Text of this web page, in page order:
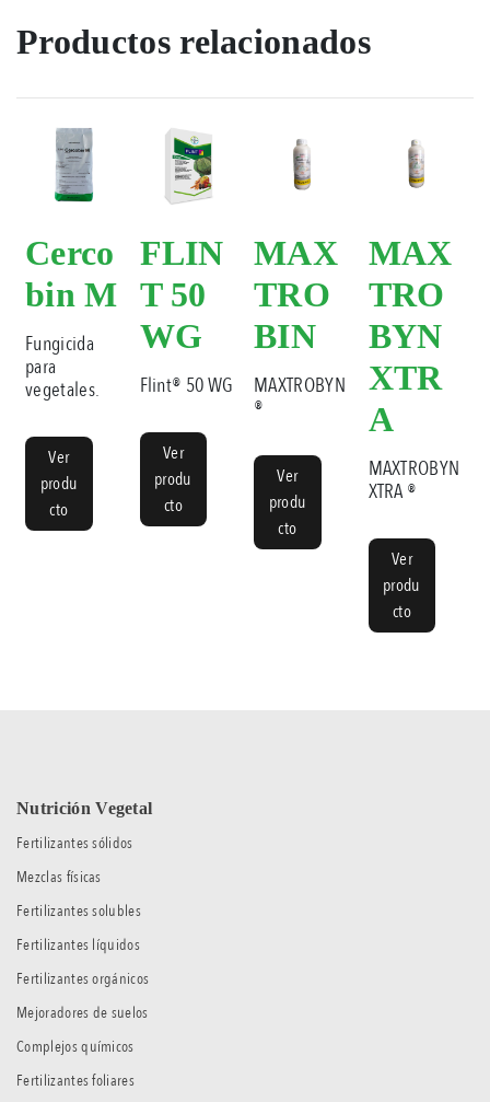
Productos relacionados
Cerco
bin M
Fungicida
para
vegetales.
Ver
produ
cto
FLIN
T 50
WG
Flint® 50 WG
Ver
produ
cto
MAX
TRO
BIN
MAXTROBYN
®
Ver
produ
cto
MAX
TRO
BYN
XTR
A
MAXTROBYN
XTRA ®
Ver
produ
cto
Nutrición Vegetal
Fertilizantes sólidos
Mezclas físicas
Fertilizantes solubles
Fertilizantes líquidos
Fertilizantes orgánicos
Mejoradores de suelos
Complejos químicos
Fertilizantes foliares